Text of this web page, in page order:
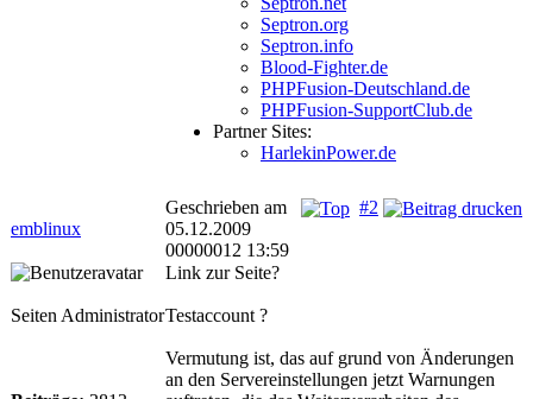
Septron.org
Septron.info
Blood-Fighter.de
PHPFusion-Deutschland.de
PHPFusion-SupportClub.de
Partner Sites:
HarlekinPower.de
emblinux
#2
Geschrieben am
05.12.2009
00000012 13:59
Seiten Administrator
Link zur Seite?
Testaccount ?
Vermutung ist, das auf grund von Änderungen
an den Servereinstellungen jetzt Warnungen